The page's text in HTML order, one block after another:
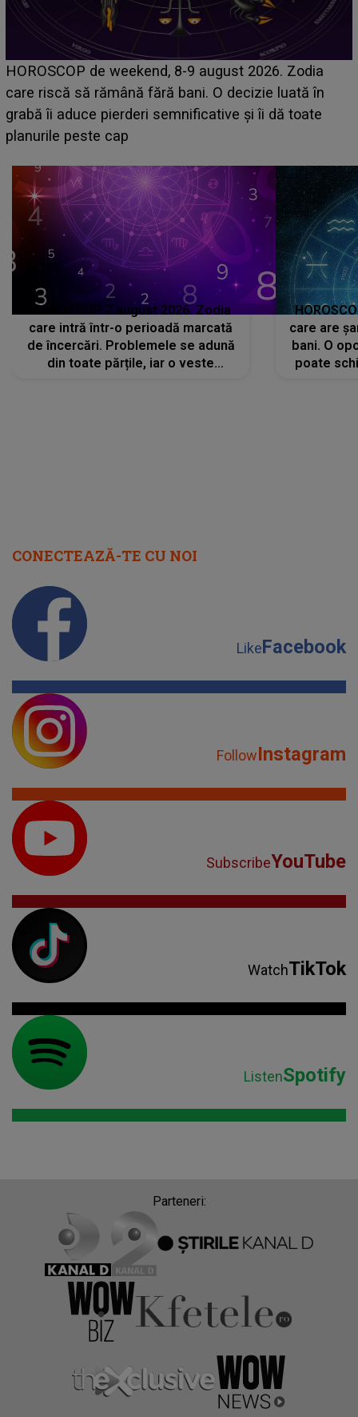
Emanuel a ținut ACEST DETALIU ASCUNS până
acum! În fața Alexandrei, concurentul din Casa Iubirii
face o MĂRTURISIRE NEAȘTEPTATĂ despre mama
sa: "I-am spus și ei în față, eu nu te iubesc pentru
HOROSCOP 7 august 2026. Zodia
care intră într-o perioadă marcată
de încercări. Problemele se adună
din toate părțile, iar o veste
care are
bani. O
poate
CONECTEAZĂ-TE CU NOI
LikeFacebook
FollowInstagram
SubscribeYouTube
WatchTikTok
ListenSpotify
Parteneri: